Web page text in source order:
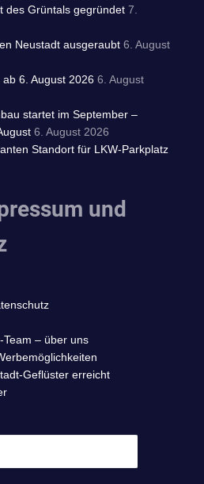
des Grüntals gegründet 7.
Neustadt ausgeraubt 6. August
6. August 2026 6. August
startet im September –
6. August 2026
Standort für LKW-Parkplatz
und
– über uns
Geflüster erreicht